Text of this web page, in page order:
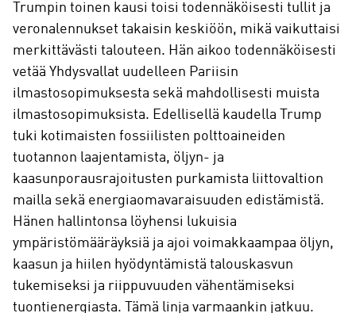
Trumpin toinen kausi toisi todennäköisesti tullit ja
veronalennukset takaisin keskiöön, mikä vaikuttaisi
merkittävästi talouteen. Hän aikoo todennäköisesti
vetää Yhdysvallat uudelleen Pariisin
ilmastosopimuksesta sekä mahdollisesti muista
ilmastosopimuksista. Edellisellä kaudella Trump
tuki kotimaisten fossiilisten polttoaineiden
tuotannon laajentamista, öljyn- ja
kaasunporausrajoitusten purkamista liittovaltion
mailla sekä energiaomavaraisuuden edistämistä.
Hänen hallintonsa löyhensi lukuisia
ympäristömääräyksiä ja ajoi voimakkaampaa öljyn,
kaasun ja hiilen hyödyntämistä talouskasvun
tukemiseksi ja riippuvuuden vähentämiseksi
tuontienergiasta. Tämä linja varmaankin jatkuu.